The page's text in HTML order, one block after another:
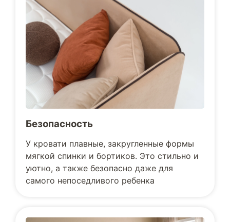
Безопасность
У кровати плавные, закругленные формы
мягкой спинки и бортиков. Это стильно и
уютно, а также безопасно даже для
самого непоседливого ребенка